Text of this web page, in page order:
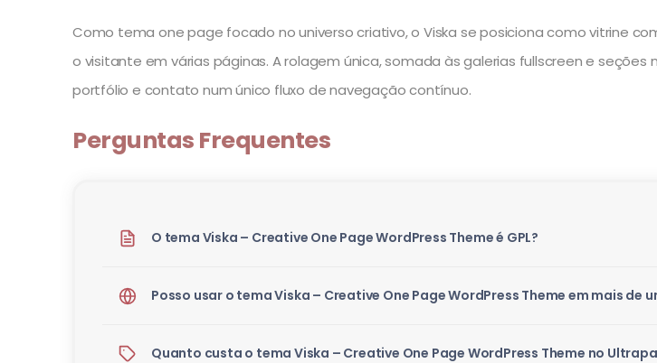
Como tema one page focado no universo criativo, o Viska se posiciona como vitrine
o visitante em várias páginas. A rolagem única, somada às galerias fullscreen e
portfólio e contato num único fluxo de navegação contínuo.
Perguntas Frequentes
O tema Viska – Creative One Page WordPress Theme é GPL?
Posso usar o tema Viska – Creative One Page WordPress Theme em mais de
Quanto custa o tema Viska – Creative One Page WordPress Theme no